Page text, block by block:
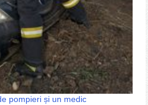
pompieri și un medic